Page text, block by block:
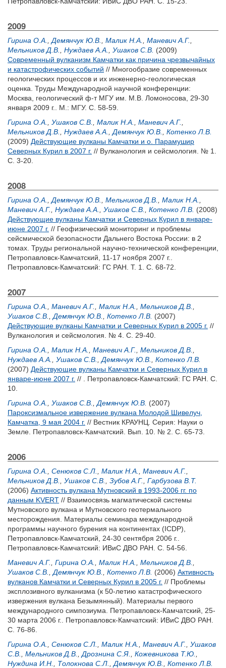
2009
Гирина О.А. Демянчук Ю.В. Малик Н.А. Маневич А.Г.
Мельников Д.В.
Нуждаев А.А. Ушаков С.В. (2009)
Современный вулканизм Камчатки как причина чрезвычайных
и катастрофических событий // Многообразие современных
геологических процессов и их инженерно-геологическая
оценка. Труды Международной научной конференции:
Москва, геологический ф-т МГУ им. М.В. Ломоносова, 29-30
января 2009 г.. М.: МГУ. С. 58-59.
Гирина О.А.
Ушаков С.В. Малик Н.А. Маневич А.Г.
Мельников Д.В.
Нуждаев А.А. Демянчук Ю.В.
Котенко Л.В.
(2009) Действующие вулканы Камчатки и о. Парамушир
Северных Курил в 2007 г. // Вулканология и сейсмология. № 1.
С. 3-20.
2008
Гирина О.А. Демянчук Ю.В. Мельников Д.В. Малик Н.А.
Маневич А.Г.
Нуждаев А.А. Ушаков С.В. Котенко Л.В. (2008)
Действующие вулканы Камчатки и Северных Курил в январе-
июне 2007 г. // Геофизический мониторинг и проблемы
сейсмической безопасности Дальнего Востока России: в 2
томах. Труды региональной научно-технической конференции,
Петропавловск-Камчатский, 11-17 ноября 2007 г..
Петропавловск-Камчатский: ГС РАН. Т. 1. С. 68-72.
2007
Гирина О.А. Маневич А.Г. Малик Н.А. Мельников Д.В.
Ушаков С.В.
Демянчук Ю.В. Котенко Л.В. (2007)
Действующие вулканы Камчатки и Северных Курил в 2005 г. //
Вулканология и сейсмология. № 4. С. 29-40.
Гирина О.А.
Малик Н.А. Маневич А.Г. Мельников Д.В.
Нуждаев А.А.
Ушаков С.В. Демянчук Ю.В.
Котенко Л.В.
(2007) Действующие вулканы Камчатки и Северных Курил в
январе-июне 2007 г. // . Петропавловск-Камчатский: ГС РАН. С.
10.
Гирина О.А.
Ушаков С.В. Демянчук Ю.В. (2007)
Пароксизмальное извержение вулкана Молодой Шивелуч,
Камчатка, 9 мая 2004 г. // Вестник КРАУНЦ. Серия: Науки о
Земле. Петропавловск-Камчатский. Вып. 10. № 2. С. 65-73.
2006
Гирина О.А. Сенюков С.Л. Малик Н.А. Маневич А.Г.
Мельников Д.В.
Ушаков С.В. Зубов А.Г.
Гарбузова В.Т.
(2006) Активность вулкана Мутновский в 1993-2006 гг. по
данным KVERT // Взаимосвязь магматической системы
Мутновского вулкана и Мутновского геотермального
месторождения. Материалы семинара международной
программы научного бурения на континентах (ICDP),
Петропавловск-Камчатский, 24-30 сентября 2006 г..
Петропавловск-Камчатский: ИВиС ДВО РАН. С. 54-56.
Маневич А.Г.
Гирина О.А. Малик Н.А. Мельников Д.В.
Ушаков С.В.
Демянчук Ю.В. Котенко Л.В. (2006) Активность
вулканов Камчатки и Северных Курил в 2005 г. // Проблемы
эксплозивного вулканизма (к 50-летию катастрофического
извержения вулкана Безымянный). Материалы первого
международного симпозиума. Петропавловск-Камчатский, 25-
30 марта 2006 г.. Петропавловск-Камчатский: ИВиС ДВО РАН.
С. 76-86.
Гирина О.А.
Сенюков С.Л. Малик Н.А. Маневич А.Г.
Ушаков
С.В.
Мельников Д.В. Дрознина С.Я. Кожевникова Т.Ю.
Нуждина И.Н.
Толокнова С.Л. Демянчук Ю.В.
Котенко Л.В.